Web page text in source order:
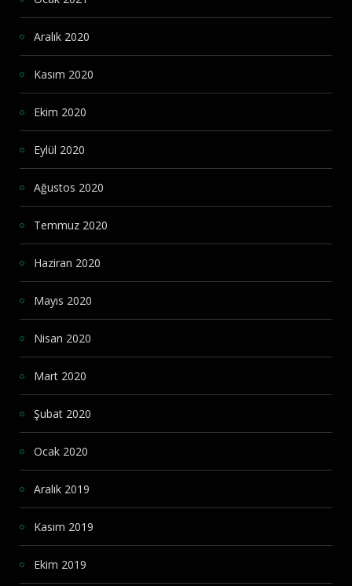
Aralık 2020
Kasım 2020
Ekim 2020
Eylül 2020
Ağustos 2020
Temmuz 2020
Haziran 2020
Mayıs 2020
Nisan 2020
Mart 2020
Şubat 2020
Ocak 2020
Aralık 2019
Kasım 2019
Ekim 2019